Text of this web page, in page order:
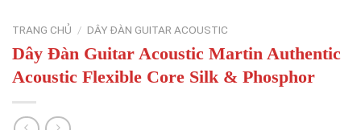
TRANG CHỦ / DÂY ĐÀN GUITAR ACOUSTIC
Dây Đàn Guitar Acoustic Martin Authentic
Acoustic Flexible Core Silk & Phosphor